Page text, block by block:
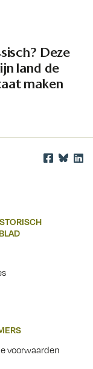
Deze
land de
maken
voorwaarden